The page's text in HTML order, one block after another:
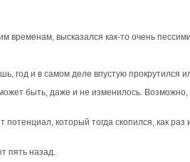
временам, высказался как-то очень
год и в самом деле впустую прокрутился
быть, даже и не изменилось.
который тогда скопился, как
пять назад.